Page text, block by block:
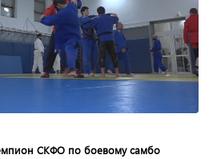
СКФО по боевому самбо